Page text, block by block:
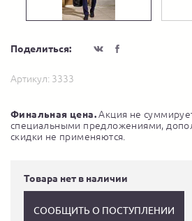
Поделиться:
Артикул: 3333
Финальная цена.Акция не
специальными предложениями,
скидки не применяются.
Товара нет в наличии
СООБЩИТЬ О ПОСТУПЛЕНИИ